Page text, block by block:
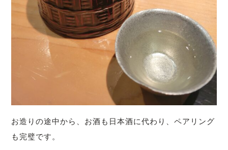
お造りの途中から、お酒も日本酒に代わり、ペアリング
も完璧です。